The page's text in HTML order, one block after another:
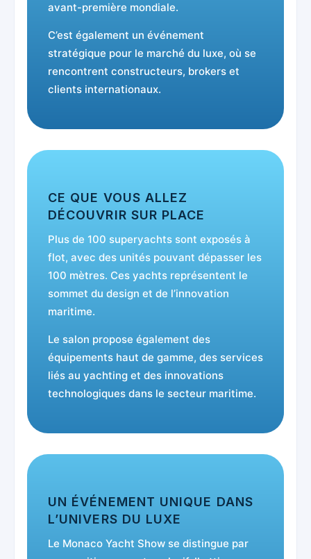
avant-première mondiale.
C’est également un événement
stratégique pour le marché du luxe, où se
rencontrent constructeurs, brokers et
clients internationaux.
CE QUE VOUS ALLEZ
DÉCOUVRIR SUR PLACE
Plus de 100 superyachts sont exposés à
flot, avec des unités pouvant dépasser les
100 mètres. Ces yachts représentent le
sommet du design et de l’innovation
maritime.
Le salon propose également des
équipements haut de gamme, des services
liés au yachting et des innovations
technologiques dans le secteur maritime.
UN ÉVÉNEMENT UNIQUE DANS
L’UNIVERS DU LUXE
Le Monaco Yacht Show se distingue par